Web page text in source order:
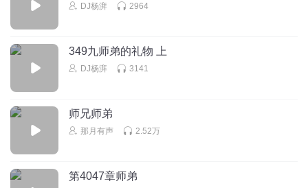
DJ杨湃 2964
349九师弟的礼物 上
DJ杨湃 3141
师兄师弟
那月有声 2.52万
第4047章师弟